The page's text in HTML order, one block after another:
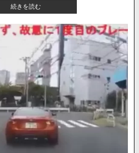
続きを読む【国
内
ニ
ュ
ー
ス】
UBER
EATS
か。
バ
ッ
グ
持
ち
の
自